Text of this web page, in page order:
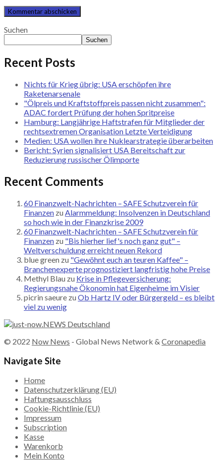
Suchen
Suchen
Recent Posts
Nichts für Krieg übrig: USA erschöpfen ihre
Raketenarsenale
"Ölpreis und Kraftstoffpreis passen nicht zusammen":
ADAC fordert Prüfung der hohen Spritpreise
Hamburg: Langjährige Haftstrafen für Mitglieder der
rechtsextremen Organisation Letzte Verteidigung
Medien: USA wollen ihre Nuklearstrategie überarbeiten
Bericht: Syrien signalisiert USA Bereitschaft zur
Reduzierung russischer Ölimporte
Recent Comments
60 Finanzwelt-Nachrichten – SAFE Schutzverein für
Finanzen zu Alarmmeldung: Insolvenzen in Deutschland
so hoch wie in der Finanzkrise 2009
60 Finanzwelt-Nachrichten – SAFE Schutzverein für
Finanzen zu "Bis hierher lief's noch ganz gut" –
Weltverschuldung erreicht neuen Rekord
blue green zu "Gewöhnt euch an teuren Kaffee" –
Branchenexperte prognostiziert langfristig hohe Preise
Methyl Blau zu Krise in Pflegeversicherung:
Regierungsnahe Ökonomin hat Eigenheime im Visier
picrin saeure zu Ob Hartz IV oder Bürgergeld – es bleibt
viel zu wenig
© 2022 Now News - Global News Network & Coronapedia
Navigate Site
Home
Datenschutzerklärung (EU)
Haftungsausschluss
Cookie-Richtlinie (EU)
Impressum
Subscription
Kasse
Warenkorb
Mein Konto